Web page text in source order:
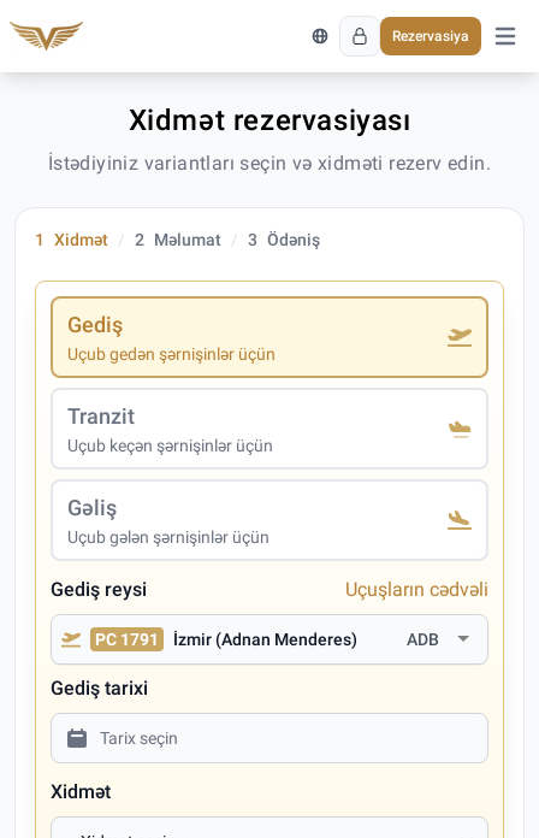
Rezervasiya
Əsas
Xidmət rezervasiyası
İstədiyiniz variantları seçin və xidməti rezerv edin.
1 Xidmət 2 Məlumat 3 Ödəniş
Gediş
Uçub gedən şərnişinlər üçün
Tranzit
Uçub keçən şərnişinlər üçün
Gəliş
Uçub gələn şərnişinlər üçün
Gediş reysi Uçuşların cədvəli
PC 1791 İzmir (Adnan Menderes) ADB
Gediş tarixi
Xidmət